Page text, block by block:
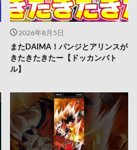
2026年8月5日
またDAIMA！パンジとアリンスが
きたきたきたー【ドッカンバト
ル】